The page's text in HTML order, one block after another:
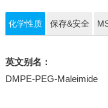
化学性质 保存&安全
英文别名：
DMPE-PEG-Maleimide